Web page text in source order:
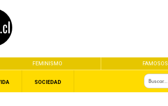
FEMINISMO FAMOSOS
SOCIEDAD